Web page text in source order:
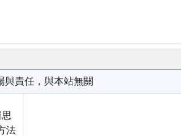
與責任，與本站無關
法